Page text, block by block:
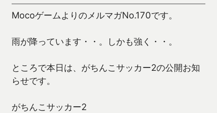
MocoゲームよりのメルマガNo.170です。
雨が降っています・・。しかも強く・・。
ところで本日は、がちんこサッカー2の公開お知
らせです。
がちんこサッカー2